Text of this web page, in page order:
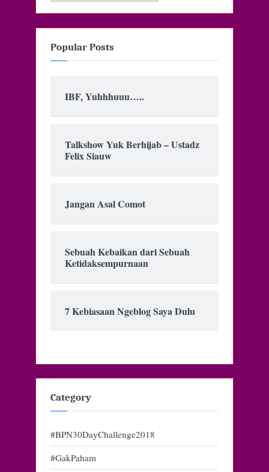
Popular Posts
IBF, Yuhhhuuu…..
Talkshow Yuk Berhijab – Ustadz
Felix Siauw
Jangan Asal Comot
Sebuah Kebaikan dari Sebuah
Ketidaksempurnaan
7 Kebiasaan Ngeblog Saya Dulu
Category
#BPN30DayChallenge2018
#GakPaham